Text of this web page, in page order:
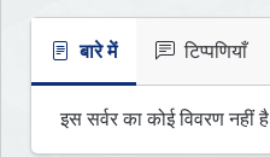
बारे में टिप्पणियाँ
इस सर्वर का कोई विवरण नहीं है